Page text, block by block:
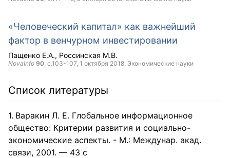
«Человеческий капитал» как важнейший
фактор в венчурном инвестировании
Пащенко Е.А. Россинская М.В.
NovaInfo 90, с.103-107, 1 октября 2018, Экономические науки
Список литературы
Варакин Л. Е. Глобальное информационное
общество: Критерии развития и социально-
экономические аспекты. - М.: Междунар. акад.
связи, 2001. — 43 с